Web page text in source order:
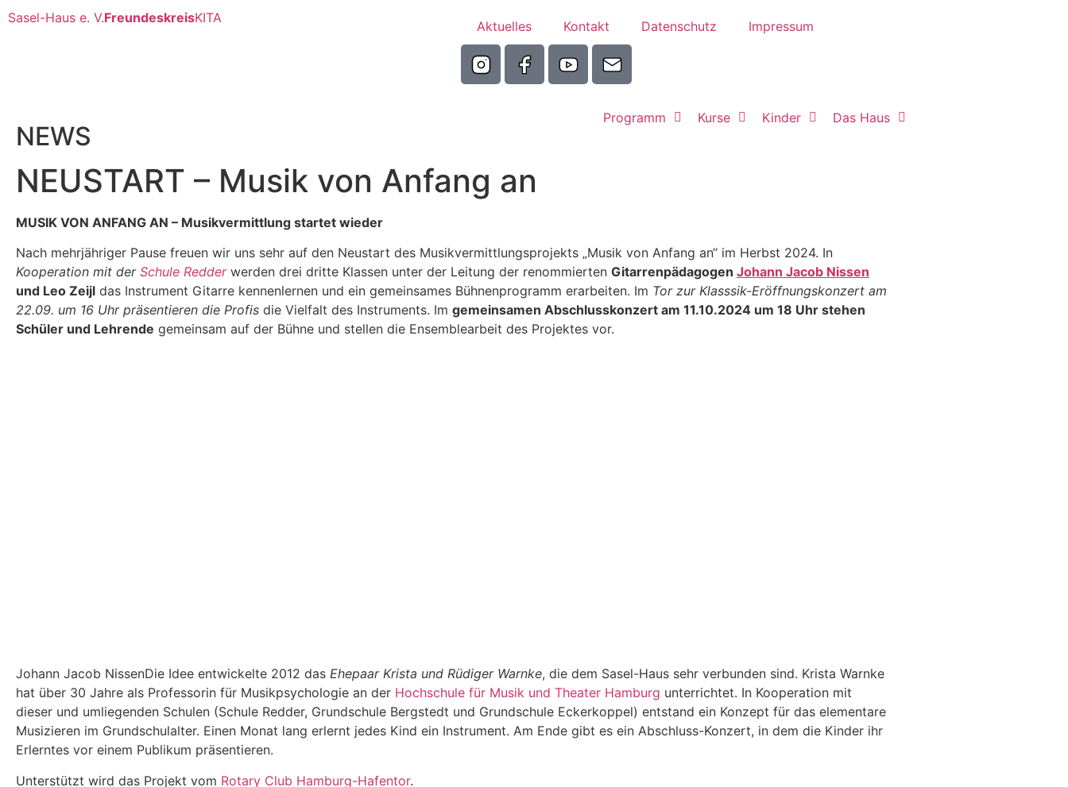
Sasel-Haus e. V.FreundeskreisKITA
Aktuelles Kontakt Datenschutz Impressum
Programm Kurse Kinder Das Haus
NEWS
NEUSTART – Musik von Anfang an
MUSIK VON ANFANG AN – Musikvermittlung startet wieder
Nach mehrjähriger Pause freuen wir uns sehr auf den Neustart des Musikvermittlungsprojekts „Musik von Anfang an“ im Herbst 2024. In
Kooperation mit der Schule Redderwerden drei dritte Klassen unter der Leitung der renommierten Gitarrenpädagogen Johann Jacob Nissen
und Leo Zeijl das Instrument Gitarre kennenlernen und ein gemeinsames Bühnenprogramm erarbeiten. Im Tor zur Klasssik-Eröffnungskonzert am
22.09. um 16 Uhr präsentieren die Profis die Vielfalt des Instruments. Im gemeinsamen Abschlusskonzert am 11.10.2024 um 18 Uhr stehen
Schüler und Lehrende gemeinsam auf der Bühne und stellen die Ensemblearbeit des Projektes vor.
Johann Jacob NissenDie Idee entwickelte 2012 das Ehepaar Krista und Rüdiger Warnke, die dem Sasel-Haus sehr verbunden sind. Krista Warnke
hat über 30 Jahre als Professorin für Musikpsychologie an der Hochschule für Musik und Theater Hamburg unterrichtet. In Kooperation mit
dieser und umliegenden Schulen (Schule Redder, Grundschule Bergstedt und Grundschule Eckerkoppel) entstand ein Konzept für das elementare
Musizieren im Grundschulalter. Einen Monat lang erlernt jedes Kind ein Instrument. Am Ende gibt es ein Abschluss-Konzert, in dem die Kinder ihr
Erlerntes vor einem Publikum präsentieren.
Unterstützt wird das Projekt vom Rotary Club Hamburg-Hafentor.